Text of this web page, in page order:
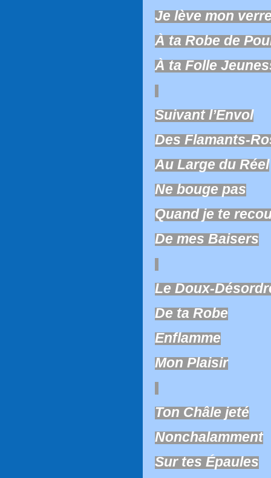
Je lève mon
À ta Robe de
À ta Folle
Suivant l’Envol
Des Flamants-
Au Large du Réel
Ne bouge pas
Quand je te
De mes Baisers
Le Doux-
De ta Robe
Enflamme
Mon Plaisir
Ton Châle jeté
Nonchalamment
Sur tes Épaules